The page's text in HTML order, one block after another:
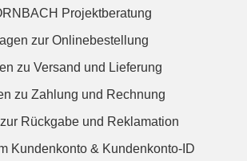
Projektberatung
zur Onlinebestellung
zu Versand und Lieferung
zu Zahlung und Rechnung
Rückgabe und Reklamation
Kundenkonto & Kundenkonto-ID